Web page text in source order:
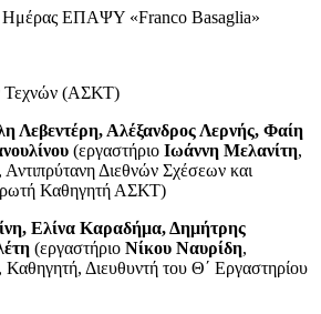
Ημέρας ΕΠΑΨΥ «Franco Basaglia»
Τεχνών (ΑΣΚΤ)
Λεβεντέρη, Αλέξανδρος Λερνής, Φαίη
(εργαστήριο Ιωάννη Μελανίτη,
Αντιπρύτανη Διεθνών Σχέσεων και
Καθηγητή ΑΣΚΤ)
Ελίνα Καραδήμα, Δημήτρης
(εργαστήριο Νίκου Ναυρίδη,
Καθηγητή, Διευθυντή του Θ΄ Εργαστηρίου